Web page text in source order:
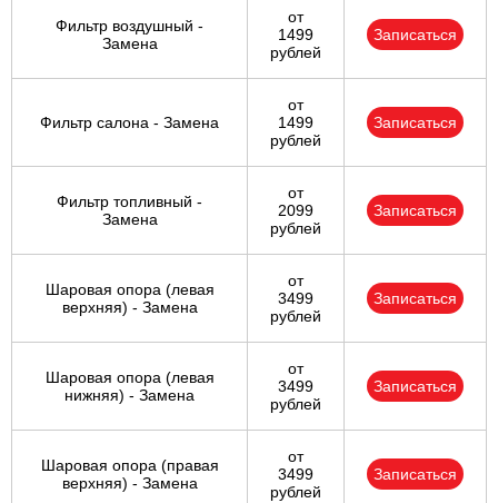
Фильтр воздушный -
Замена
от
1499
рублей
Записаться
Фильтр салона - Замена
от
1499
рублей
Записаться
Фильтр топливный -
Замена
от
2099
рублей
Записаться
Шаровая опора (левая
верхняя) - Замена
от
3499
рублей
Записаться
Шаровая опора (левая
нижняя) - Замена
от
3499
рублей
Записаться
Шаровая опора (правая
верхняя) - Замена
от
3499
рублей
Записаться